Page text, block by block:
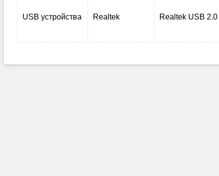
USB устройства Realtek Realtek USB